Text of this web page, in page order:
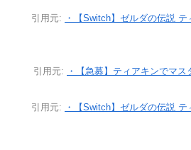
引用元:
・【Switch】ゼルダの伝説
引用元: ・【急募】ティアキンでマ
引用元:
・【Switch】ゼルダの伝説